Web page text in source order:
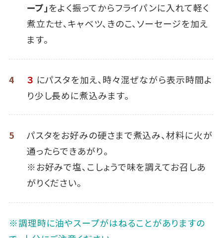
ープ」をよく振ってからフライパンに入れて軽く
煮立たせ、キャベツ、きのこ、ソーセージを加え
ます。
4 ３ にパスタを加え、時々混ぜながら表示時間よ
り少し長めに煮込みます。
5
パスタをお好みの硬さまで煮込み、材料に火が
通ったらできあがり。
※お好みで塩、こしょうで味を調えてお召しあ
がりください。
※調理時に油やスープがはねることがありますの